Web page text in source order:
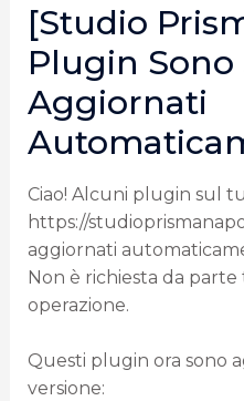
[Studio
Plugin Sono
Aggiornati
Ciao! Alcuni plugin sul
https://
aggiornati
Non è richiesta da
operazione.
Questi plugin ora sono
versione: